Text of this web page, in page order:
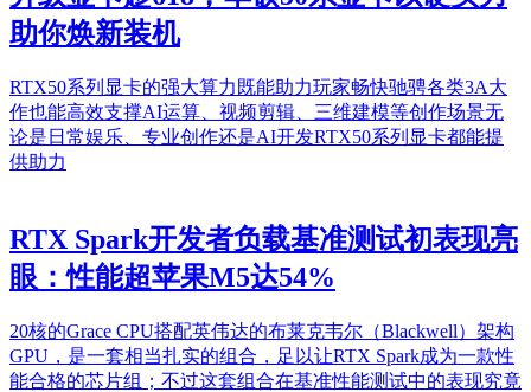
助你焕新装机
RTX50系列显卡的强大算力既能助力玩家畅快驰骋各类3A大
作也能高效支撑AI运算、视频剪辑、三维建模等创作场景无
论是日常娱乐、专业创作还是AI开发RTX50系列显卡都能提
供助力
RTX Spark开发者负载基准测试初表现亮
眼：性能超苹果M5达54%
20核的Grace CPU搭配英伟达的布莱克韦尔（Blackwell）架构
GPU，是一套相当扎实的组合，足以让RTX Spark成为一款性
能合格的芯片组；不过这套组合在基准性能测试中的表现究竟